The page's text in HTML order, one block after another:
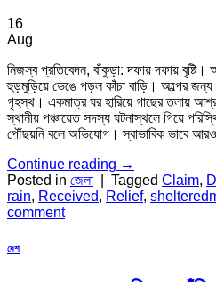
16
Aug
নিজস্ব প্রতিবেদন, বাঁকুড়া: দফায় দফায় বৃষ্টি।
হুড়মুড়িয়ে ভেঙে পড়ল কাঁচা বাড়ি। অল্পের জন্য
গৃহস্থ। একমাত্র ঘর হারিয়ে গাছের তলায়
স্থানীয় পঞ্চায়েত সদস্য ঘটনাস্থলে গিয়ে
পৌঁছয়নি বলে অভিযোগ। স্বাভাবিক ভাবে
Continue reading →
Posted in জেলা Tagged Claim,
rain, Received, Relief,
comment
দেশ